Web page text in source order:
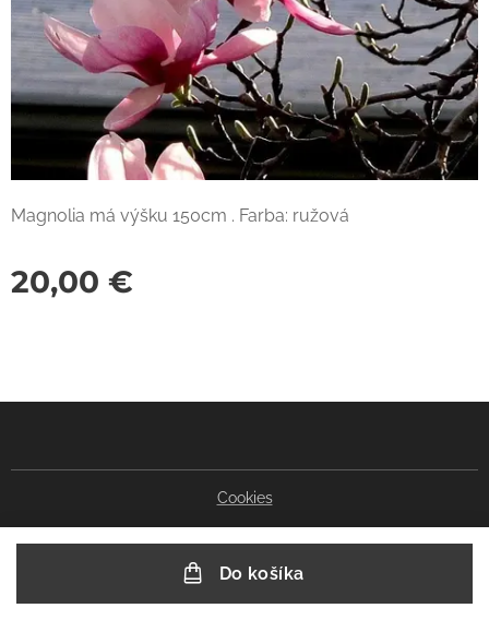
Magnolia má výšku 150cm . Farba: ružová
20,00 €
Do košíka
Cookies